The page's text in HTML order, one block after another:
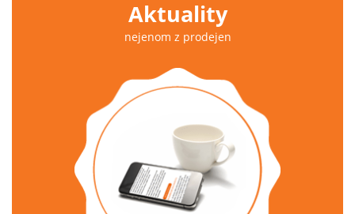
Aktuality
nejenom z prodejen